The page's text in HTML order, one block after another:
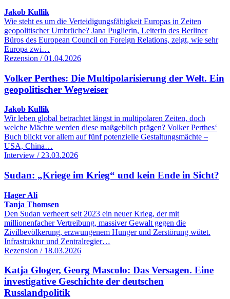
Jakob Kullik
Wie steht es um die Verteidigungsfähigkeit Europas in Zeiten
geopolitischer Umbrüche? Jana Puglierin, Leiterin des Berliner
Büros des European Council on Foreign Relations, zeigt, wie sehr
Europa zwi…
Rezension / 01.04.2026
Volker Perthes: Die Multipolarisierung der Welt. Ein
geopolitischer Wegweiser
Jakob Kullik
Wir leben global betrachtet längst in multipolaren Zeiten, doch
welche Mächte werden diese maßgeblich prägen? Volker Perthes‘
Buch blickt vor allem auf fünf potenzielle Gestaltungsmächte –
USA, China…
Interview / 23.03.2026
Sudan: „Kriege im Krieg“ und kein Ende in Sicht?
Hager Ali
Tanja Thomsen
Den Sudan verheert seit 2023 ein neuer Krieg, der mit
millionenfacher Vertreibung, massiver Gewalt gegen die
Zivilbevölkerung, erzwungenem Hunger und Zerstörung wütet.
Infrastruktur und Zentralregier…
Rezension / 18.03.2026
Katja Gloger, Georg Mascolo: Das Versagen. Eine
investigative Geschichte der deutschen
Russlandpolitik